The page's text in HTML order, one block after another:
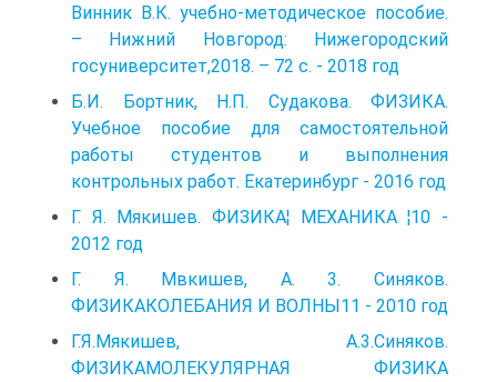
Винник В.К. учебно-методическое пособие.
– Нижний Новгород: Нижегородский
госуниверситет,2018. – 72 c. - 2018 год
Б.И. Бортник, Н.П. Судакова. ФИЗИКА.
Учебное пособие для самостоятельной
работы студентов и выполнения
контрольных работ. Екатеринбург - 2016 год
Г. Я. Мякишев. ФИЗИКА¦ МЕХАНИКА ¦10 -
2012 год
Г. Я. Мвкишев, А. 3. Синяков.
ФИЗИКАКОЛЕБАНИЯ И ВОЛНЫ11 - 2010 год
Г.Я.Мякишев, А.3.Синяков.
ФИЗИКАМОЛЕКУЛЯРНАЯ ФИЗИКА